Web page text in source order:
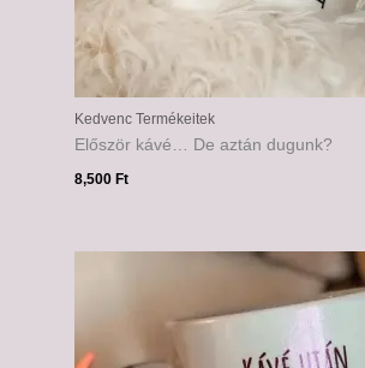
Kedvenc Termékeitek
Először kávé… De aztán dugunk?
8,500 Ft
6,000 Ft